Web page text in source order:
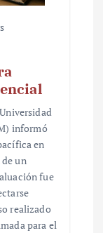
informó
en
un
fue
realizado
para el